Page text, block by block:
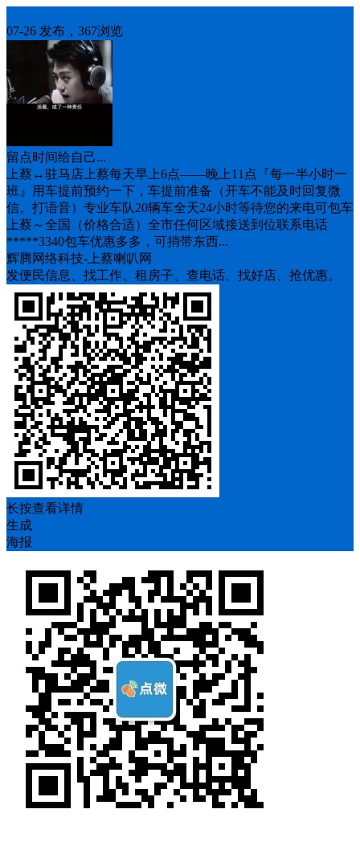
07-26 发布，367浏览
留点时间给自己...
上蔡↔️驻马店上蔡每天早上6点——晚上11点『每一半小时一
班』用车提前预约一下，车提前准备（开车不能及时回复微
信。打语音）专业车队20辆车全天24小时等待您的来电可包车
上蔡～全国（价格合适）全市任何区域接送到位联系电话
*****3340包车优惠多多，可捎带东西...
辉腾网络科技-上蔡喇叭网
发便民信息、找工作、租房子、查电话、找好店、抢优惠。
长按查看详情
生成
海报